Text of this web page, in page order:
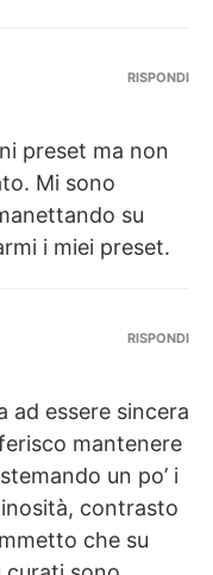
preset ma non
Mi sono
su
i miei preset.
RISPONDI
ad essere sincera
mantenere
un po’ i
contrasto
che su
RISPONDI